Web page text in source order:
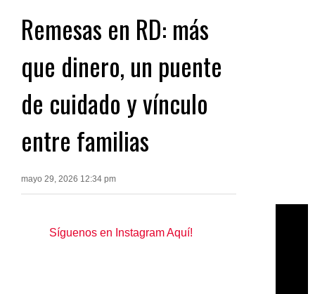
Remesas en RD: más
que dinero, un puente
de cuidado y vínculo
entre familias
mayo 29, 2026 12:34 pm
Síguenos en Instagram Aquí!